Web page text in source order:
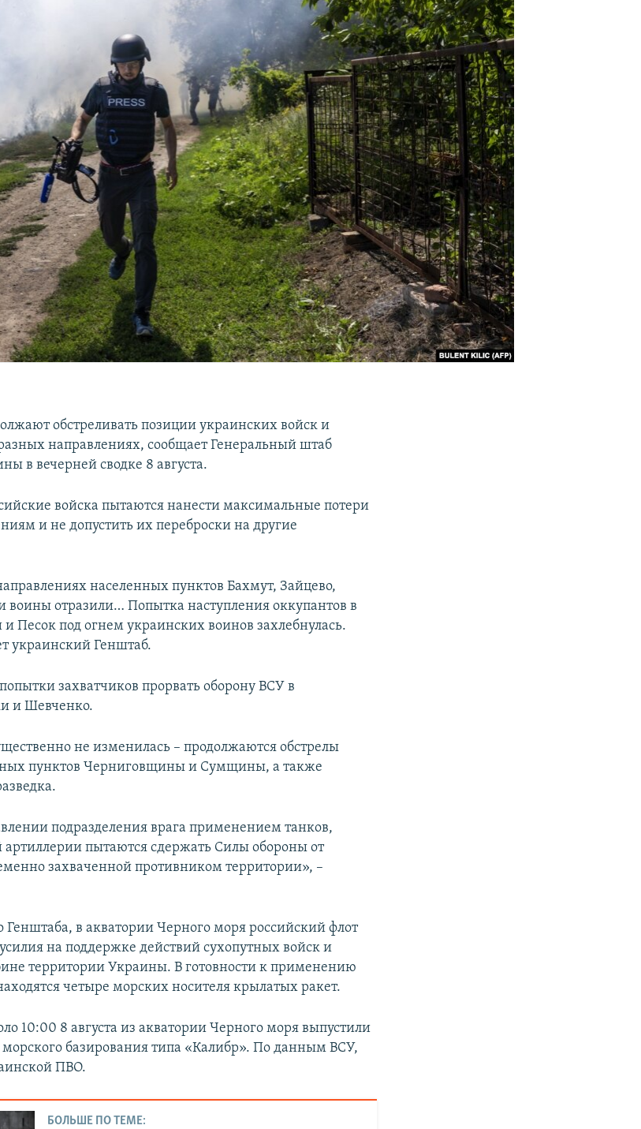
обстреливать позиции украинских войск и
направлениях, сообщает Генеральный штаб
в вечерней сводке 8 августа.
войска пытаются нанести максимальные потери
и не допустить их переброски на другие
населенных пунктов Бахмут, Зайцево,
отразили… Попытка наступления оккупантов в
Песок под огнем украинских воинов захлебнулась.
украинский Генштаб.
захватчиков прорвать оборону ВСУ в
и Шевченко.
не изменилась – продолжаются обстрелы
пунктов Черниговщины и Сумщины, а также
подразделения врага применением танков,
артиллерии пытаются сдержать Силы обороны от
захваченной противником территории», –
в акватории Черного моря российский флот
на поддержке действий сухопутных войск и
территории Украины. В готовности к применению
четыре морских носителя крылатых ракет.
10:00 8 августа из акватории Черного моря выпустили
базирования типа «Калибр». По данным ВСУ,
ПВО.
БОЛЬШЕ ПО ТЕМЕ: